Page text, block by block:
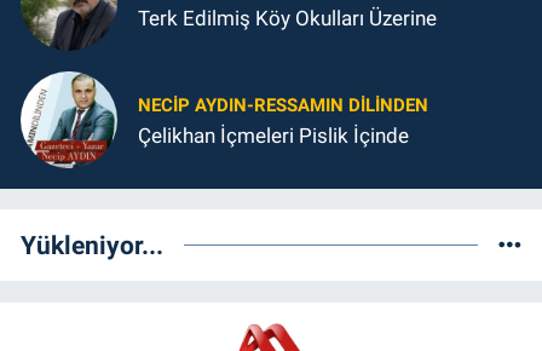
Terk Edilmiş Köy Okulları Üzerine
NECIP AYDIN-RESSAMIN DILINDEN
Çelikhan İçmeleri Pislik İçinde
Yükleniyor...